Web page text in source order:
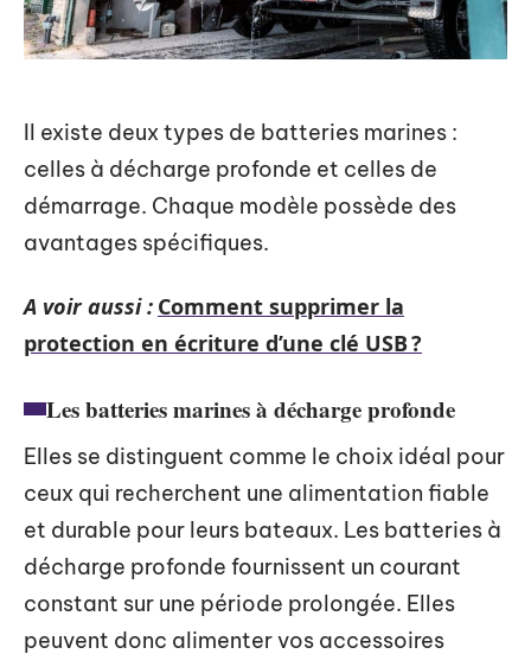
Il existe deux types de batteries marines :
celles à décharge profonde et celles de
démarrage. Chaque modèle possède des
avantages spécifiques.
A voir aussi : Comment supprimer la
protection en écriture d’une clé USB ?
Les batteries marines à décharge profonde
Elles se distinguent comme le choix idéal pour
ceux qui recherchent une alimentation fiable
et durable pour leurs bateaux. Les batteries à
décharge profonde fournissent un courant
constant sur une période prolongée. Elles
peuvent donc alimenter vos accessoires